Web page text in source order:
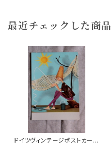
最近チェックした商品
ドイツヴィンテージポストカード